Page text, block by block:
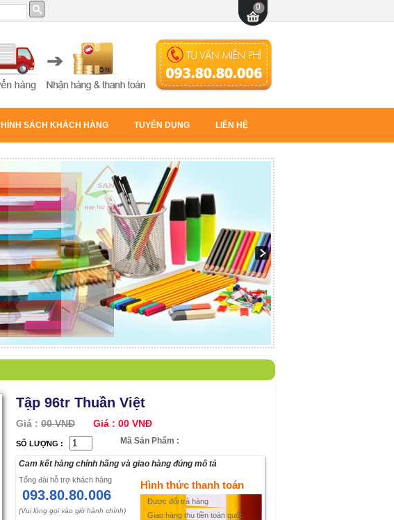
0
SÁCH KHÁCH HÀNG TUYỂN DỤNG LIÊN HỆ
Tập 96tr Thuần Việt
Giá : 00 VNĐ Giá : 00 VNĐ
SỐ LƯỢNG : Mã Sản Phẩm :
Cam kết hàng chính hãng và giao hàng đúng mô tả
Tổng đài hỗ trợ khách hàng
093.80.80.006
(Vui lòng gọi vào giờ hành chính)
Hình thức thanh toán
Được đổi trả hàng
Giao hàng thu tiền toàn quốc